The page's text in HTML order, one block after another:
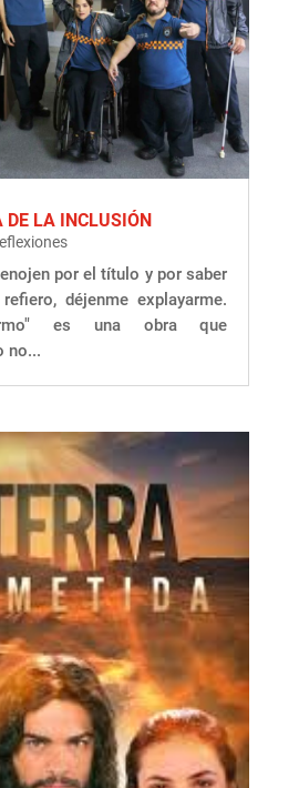
DE LA INCLUSIÓN
por el título y por saber
déjenme explayarme.
es una obra que
no...